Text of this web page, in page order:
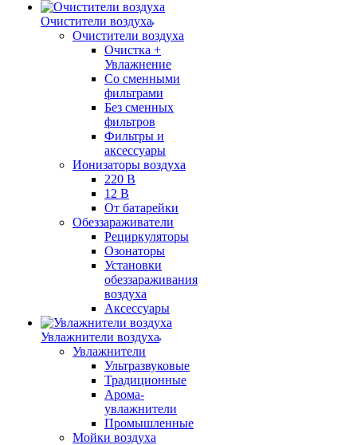
Очистители воздуха
Очистители воздуха
Очистка +
Увлажнение
Cо сменными
фильтрами
Без сменных
фильтров
Фильтры и
аксессуары
Ионизаторы воздуха
220 В
12 В
От батарейки
Обеззараживатели
Рециркуляторы
Озонаторы
Установки
обеззараживания
воздуха
Аксессуары
Увлажнители воздуха
Увлажнители
Ультразвуковые
Традиционные
Арома-
увлажнители
Промышленные
Мойки воздуха